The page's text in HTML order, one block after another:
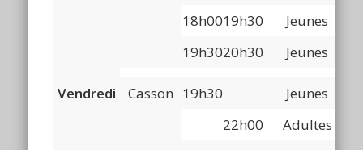
18h0019h30 Jeunes
19h3020h30 Jeunes
Vendredi Casson 19h30 Jeunes
22h00
Adultes